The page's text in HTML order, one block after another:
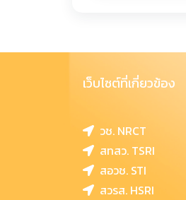
เว็บไซต์ที่เกี่ยวข้อง
วช. NRCT
สทสว. TSRI
สอวช. STI
สวรส. HSRI